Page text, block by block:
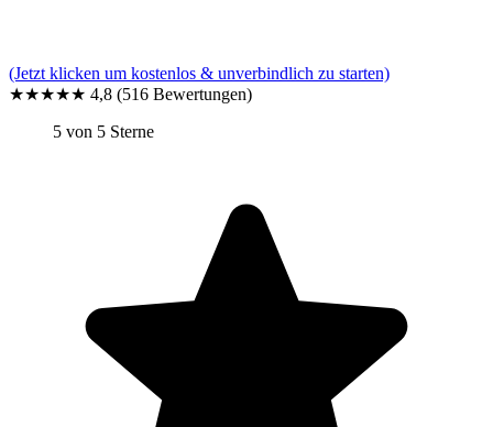
(Jetzt klicken um kostenlos & unverbindlich zu starten)
★★★★★ 4,8 (516 Bewertungen)
5 von 5 Sterne